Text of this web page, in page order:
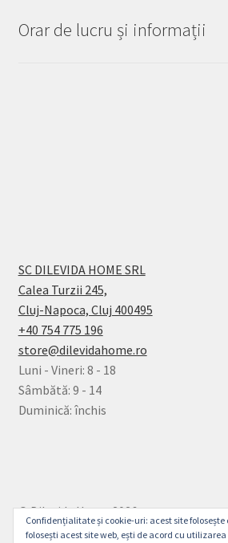
Orar de lucru și informații
SC DILEVIDA HOME SRL
Calea Turzii 245,
Cluj-Napoca, Cluj 400495
+40 754 775 196
store@dilevidahome.ro
Luni - Vineri: 8 - 18
Sâmbătă: 9 - 14
Duminică: închis
© Dilevida Home 2026
Politică de Confidențialitate
Confidențialitate și cookie-uri: acest site
folosești acest site web, ești de acord cu utilizarea